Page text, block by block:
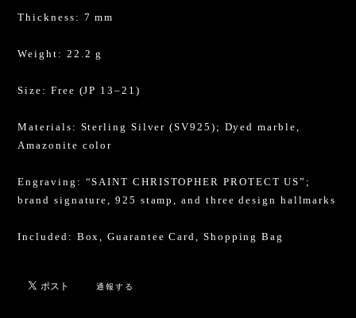
Thickness: 7 mm
Weight: 22.2 g
Size: Free (JP 13–21)
Materials: Sterling Silver (SV925); Dyed marble,
Amazonite color
Engraving: “SAINT CHRISTOPHER PROTECT US”;
brand signature, 925 stamp, and three design hallmarks
Included: Box, Guarantee Card, Shopping Bag
通報する